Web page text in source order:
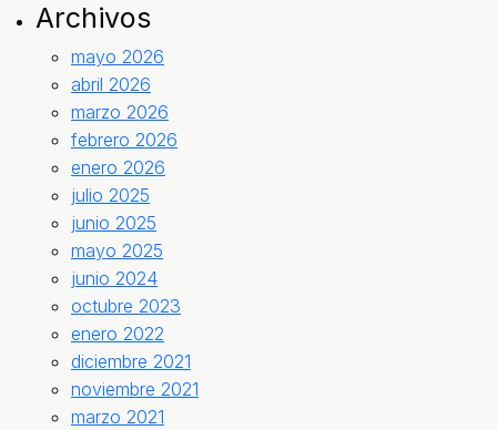
Archivos
mayo 2026
abril 2026
marzo 2026
febrero 2026
enero 2026
julio 2025
junio 2025
mayo 2025
junio 2024
octubre 2023
enero 2022
diciembre 2021
noviembre 2021
marzo 2021